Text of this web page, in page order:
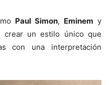
Paul Simon, Eminem y
un estilo único que
con una interpretación